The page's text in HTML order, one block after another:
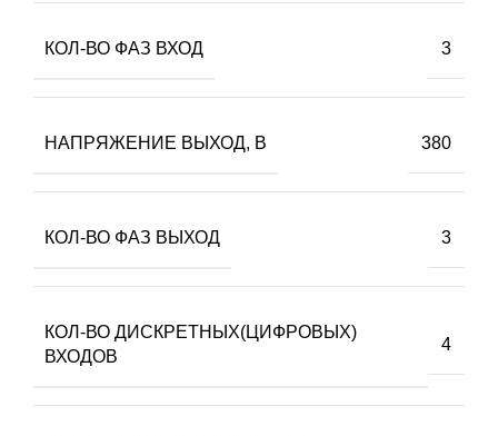
КОЛ-ВО ФАЗ ВХОД 3
НАПРЯЖЕНИЕ ВЫХОД, В 380
КОЛ-ВО ФАЗ ВЫХОД 3
КОЛ-ВО ДИСКРЕТНЫХ(ЦИФРОВЫХ)
ВХОДОВ
4